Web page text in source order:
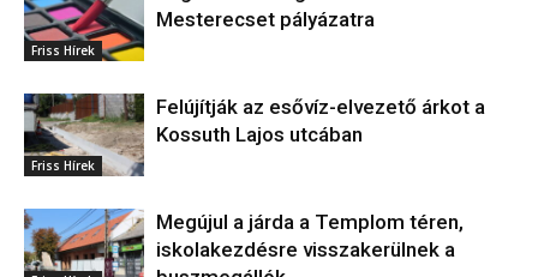
Friss Hírek
Mesterecset pályázatra
Friss Hírek
Felújítják az esővíz-elvezető árkot a
Kossuth Lajos utcában
Megújul a járda a Templom téren,
iskolakezdésre visszakerülnek a